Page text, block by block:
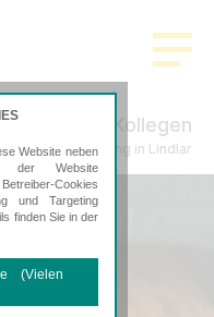
Pütz & Kollegen
Steuerberatung in Lindlar
Website neben
der Website
Cookies
und Targeting
finden Sie in der
(Vielen